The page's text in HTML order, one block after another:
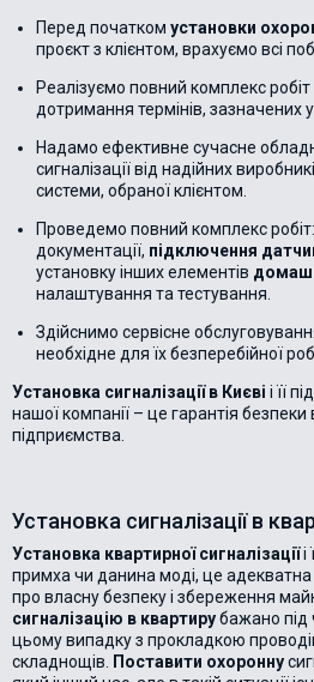
Перед початком установки
проєкт з клієнтом, врахуємо всі
Реалізуємо повний комплекс
дотримання термінів, зазначених у
Надамо ефективне сучасне
сигналізації від надійних
системи, обраної клієнтом.
Проведемо повний комплекс
документації, підключення
установку інших елементів
налаштування та тестування.
Здійснимо сервісне
необхідне для їх безперебійної
Установка сигналізації в Києві і її
нашої компанії – це гарантія
підприємства.
Установка сигналізації в
Установка квартирної сигналізації
примха чи данина моді, це
про власну безпеку і збереження
сигналізацію в квартирубажано під
цьому випадку з прокладкою
складнощів.
Поставити охоронну